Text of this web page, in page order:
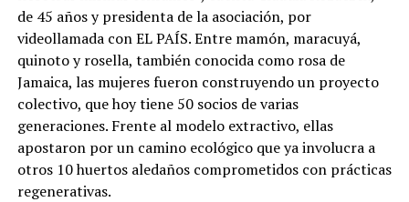
de 45 años y presidenta de la asociación, por
videollamada con EL PAÍS. Entre mamón, maracuyá,
quinoto y rosella, también conocida como rosa de
Jamaica, las mujeres fueron construyendo un proyecto
colectivo, que hoy tiene 50 socios de varias
generaciones. Frente al modelo extractivo, ellas
apostaron por un camino ecológico que ya involucra a
otros 10 huertos aledaños comprometidos con prácticas
regenerativas.